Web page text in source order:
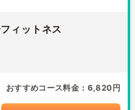
ィットネス
おすすめコース料金 6,820円